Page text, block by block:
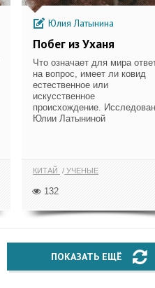
Юлия Латынина
Побег из Уханя
Что означает для мира
на вопрос, имеет ли ковид
естественное или
искусственное
происхождение.
Юлии Латыниной
КИТАЙ УЧЕНЫЕ
132
ПОКАЗАТЬ ЕЩЁ